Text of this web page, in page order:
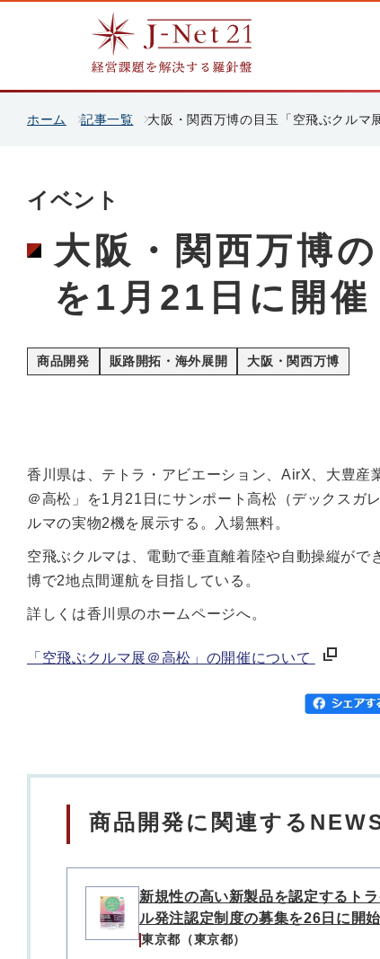
ホーム 記事一覧 大阪・関西万博の目玉「空飛ぶクルマ
イベント
大阪・関西万博
を1月21日に開催
商品開発 販路開拓・海外展開 大阪・関西万博
香川県は、テトラ・アビエーション、AirX、大豊産
＠高松」を1月21日にサンポート高松（デックスガ
ルマの実物2機を展示する。入場無料。
空飛ぶクルマは、電動で垂直離着陸や自動操縦が
博で2地点間運航を目指している。
詳しくは香川県のホームページへ。
「空飛ぶクルマ展＠高松」の開催について
商品開発に関連する
新規性の高い新製品を認定するト
ル発注認定制度の募集を26日に開始
東京都（東京都）